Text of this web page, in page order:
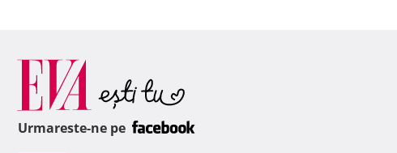
Urmareste-ne pe